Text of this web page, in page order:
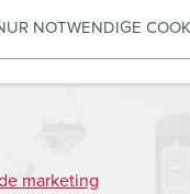
NOTWENDIGE
marketing